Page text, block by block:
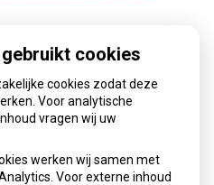
medicijnen
cookies
cookies zodat deze
Voor analytische
vragen wij uw
werken wij samen met
Voor externe inhoud